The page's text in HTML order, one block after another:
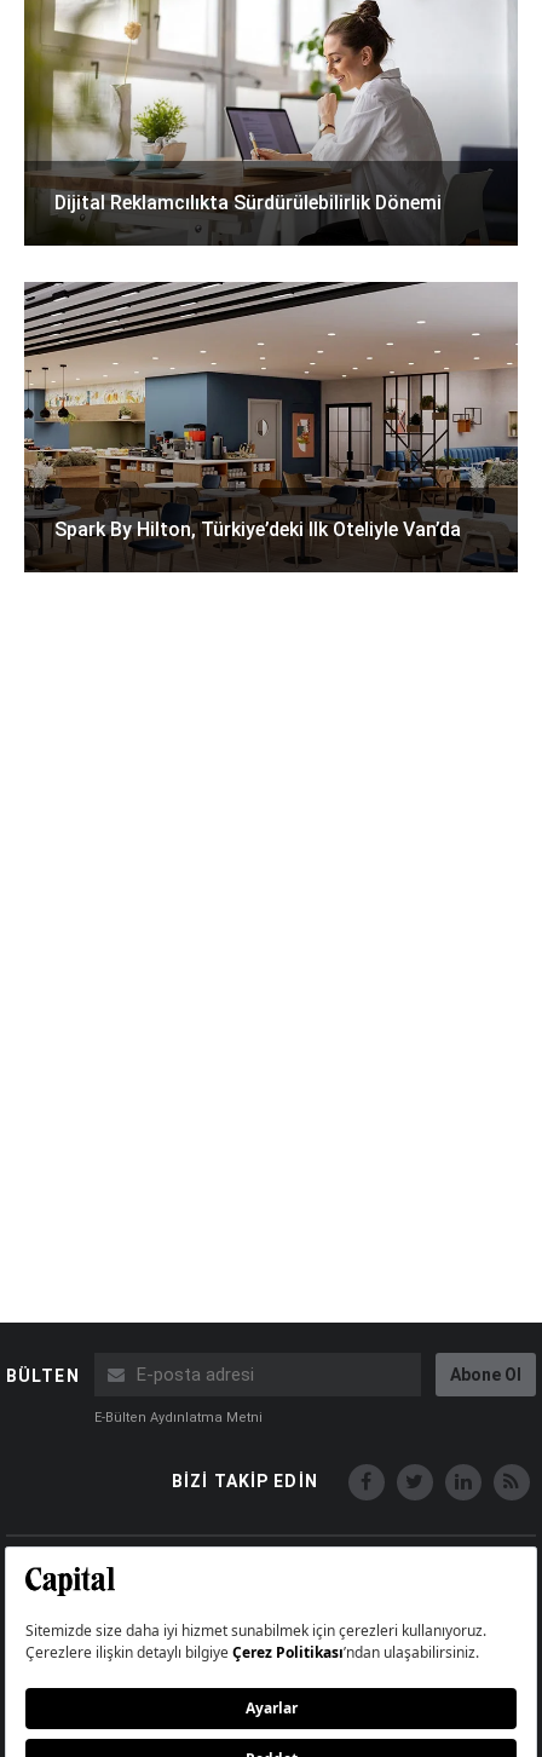
Dijital Reklamcılıkta Sürdürülebilirlik Dönemi
Spark By Hilton, Türkiye’deki Ilk Oteliyle Van’da
BÜLTEN Abone Ol
E-Bülten Aydınlatma Metni
BİZİ TAKİP EDİN
Big Medya Teknoloji A.Ş.
Üsküdar İstanbul Turkey